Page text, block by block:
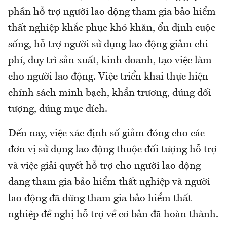
phần hỗ trợ người lao động tham gia bảo hiểm
thất nghiệp khắc phục khó khăn, ổn định cuộc
sống, hỗ trợ người sử dụng lao động giảm chi
phí, duy trì sản xuất, kinh doanh, tạo việc làm
cho người lao động. Việc triển khai thực hiện
chính sách minh bạch, khẩn trương, đúng đối
tượng, đúng mục đích.
Đến nay, việc xác định số giảm đóng cho các
đơn vị sử dụng lao động thuộc đối tượng hỗ trợ
và việc giải quyết hỗ trợ cho người lao động
đang tham gia bảo hiểm thất nghiệp và người
lao động đã dừng tham gia bảo hiểm thất
nghiệp đề nghị hỗ trợ về cơ bản đã hoàn thành.